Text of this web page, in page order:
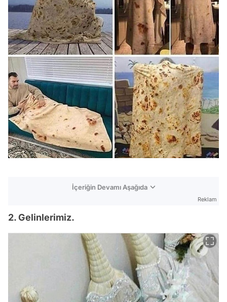
İçeriğin Devamı Aşağıda
Reklam
2. Gelinlerimiz.